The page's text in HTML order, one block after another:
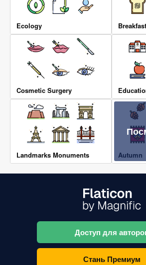
Ecology Breakfast
Cosmetic Surgery
Landmarks Monuments Autumn
Доступ для
Стань Премиум